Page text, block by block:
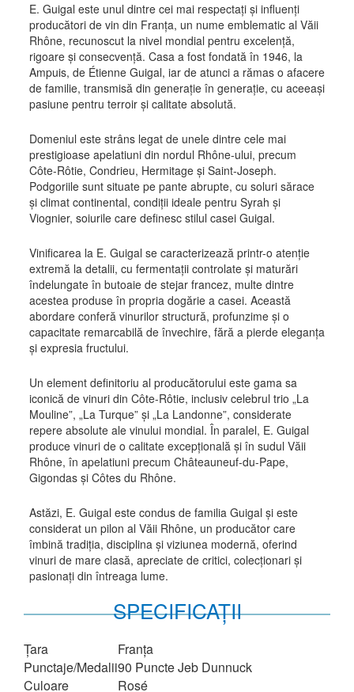
E. Guigal este unul dintre cei mai respectați și influenți
producători de vin din Franța, un nume emblematic al Văii
Rhône, recunoscut la nivel mondial pentru excelență,
rigoare și consecvență. Casa a fost fondată în 1946, la
Ampuis, de Étienne Guigal, iar de atunci a rămas o afacere
de familie, transmisă din generație în generație, cu aceeași
pasiune pentru terroir și calitate absolută.
Domeniul este strâns legat de unele dintre cele mai
prestigioase apelatiuni din nordul Rhône-ului, precum
Côte-Rôtie, Condrieu, Hermitage și Saint-Joseph.
Podgoriile sunt situate pe pante abrupte, cu soluri sărace
și climat continental, condiții ideale pentru Syrah și
Viognier, soiurile care definesc stilul casei Guigal.
Vinificarea la E. Guigal se caracterizează printr-o atenție
extremă la detalii, cu fermentații controlate și maturări
îndelungate în butoaie de stejar francez, multe dintre
acestea produse în propria dogărie a casei. Această
abordare conferă vinurilor structură, profunzime și o
capacitate remarcabilă de învechire, fără a pierde eleganța
și expresia fructului.
Un element definitoriu al producătorului este gama sa
iconică de vinuri din Côte-Rôtie, inclusiv celebrul trio „La
Mouline”, „La Turque” și „La Landonne”, considerate
repere absolute ale vinului mondial. În paralel, E. Guigal
produce vinuri de o calitate excepțională și în sudul Văii
Rhône, în apelatiuni precum Châteauneuf-du-Pape,
Gigondas și Côtes du Rhône.
Astăzi, E. Guigal este condus de familia Guigal și este
considerat un pilon al Văii Rhône, un producător care
îmbină tradiția, disciplina și viziunea modernă, oferind
vinuri de mare clasă, apreciate de critici, colecționari și
pasionați din întreaga lume.
SPECIFICAȚII
Țara
Franţa
Punctaje/Medalii90 Puncte Jeb Dunnuck
Culoare
Rosé